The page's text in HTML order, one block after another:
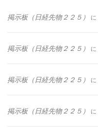
掲示板（日経先物２２５） に
掲示板（日経先物２２５） に
掲示板（日経先物２２５） に
掲示板（日経先物２２５） に